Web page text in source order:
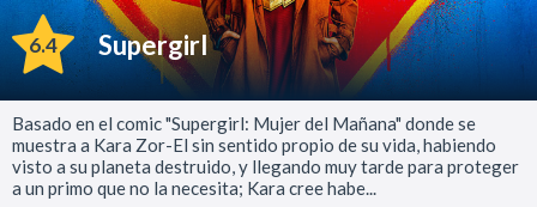
6.4 Supergirl
Basado en el comic "Supergirl: Mujer del Mañana" donde se
muestra a Kara Zor-El sin sentido propio de su vida, habiendo
visto a su planeta destruido, y llegando muy tarde para proteger
a un primo que no la necesita; Kara cree habe...